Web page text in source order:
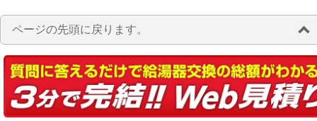
ページの先頭に戻ります。